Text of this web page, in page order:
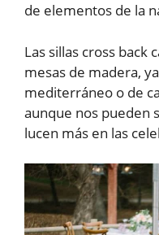
de elementos de la
Las sillas cross back
mesas de madera,
mediterráneo o de
aunque nos pueden
lucen más en las